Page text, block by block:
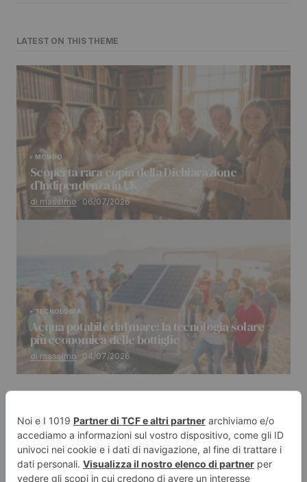
LATEST ON THIS THEME
MONDO
Scoperta rara copia della Dichiarazione
d’Indipendenza in UK
di massimo 06/07/2026
TECNOLOGIA
Acqua potabile dal mare: la tecnologia solare
più economica delle bottiglie
di massimo 04/07/2026